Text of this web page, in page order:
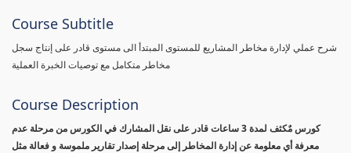
Course Subtitle
شرح عملي لإدارة مخاطر المشاريع للمستوى المبتدأ الى مستوى قادر على إنتاج سجل
مخاطر متكامل مع توصيات الخبرة العملية
Course Description
كورس مٌكثف لمدة 3 ساعات قادر على نقل المشارك في الكورس من مرحلة عدم
معرفة أي معلومة عن إدارة المخاطر إلى مرحلة إصدار تقارير ملموسة و فعالة مثل